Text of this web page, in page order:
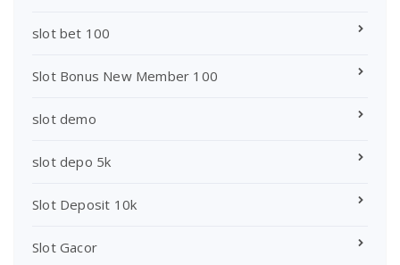
slot bet 100
Slot Bonus New Member 100
slot demo
slot depo 5k
Slot Deposit 10k
Slot Gacor